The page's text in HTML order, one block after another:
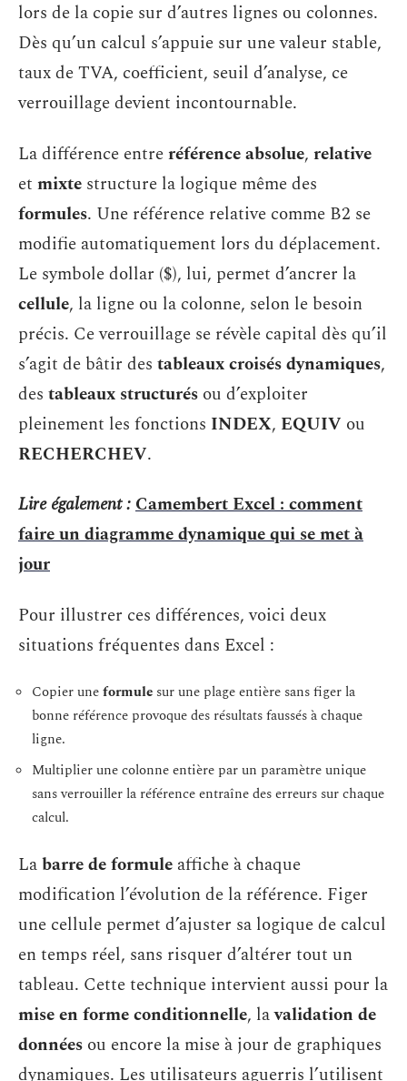
lors de la copie sur d’autres lignes ou colonnes.
Dès qu’un calcul s’appuie sur une valeur stable,
taux de TVA, coefficient, seuil d’analyse, ce
verrouillage devient incontournable.
La différence entreréférence absolue, relative
et mixte structure la logique même des
formules. Une référence relative comme B2 se
modifie automatiquement lors du déplacement.
Le symbole dollar ($), lui, permet d’ancrer la
cellule, la ligne ou la colonne, selon le besoin
précis. Ce verrouillage se révèle capital dès qu’il
s’agit de bâtir des tableaux croisés dynamiques,
des tableaux structurés ou d’exploiter
pleinement les fonctions INDEX, EQUIV ou
RECHERCHEV.
Lire également :Camembert Excel : comment
faire un diagramme dynamique qui se met à
jour
Pour illustrer ces différences, voici deux
situations fréquentes dans Excel :
Copier uneformule sur une plage entière sans figer la
bonne référence provoque des résultats faussés à chaque
ligne.
Multiplier une colonne entière par un paramètre unique
sans verrouiller la référence entraîne des erreurs sur chaque
calcul.
Labarre de formule affiche à chaque
modification l’évolution de la référence. Figer
une cellule permet d’ajuster sa logique de calcul
en temps réel, sans risquer d’altérer tout un
tableau. Cette technique intervient aussi pour la
mise en forme conditionnelle, lavalidation de
données ou encore la mise à jour de graphiques
dynamiques. Les utilisateurs aguerris l’utilisent